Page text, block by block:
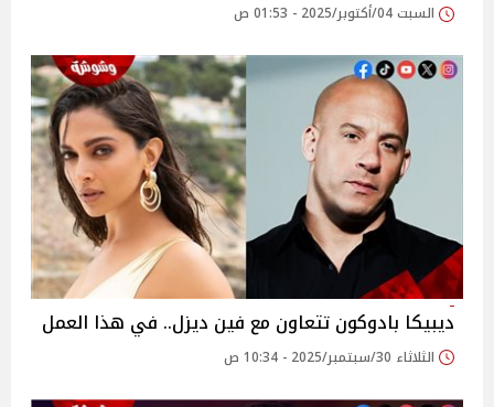
السبت 04/أكتوبر/2025 - 01:53 ص
ديبيكا بادوكون تتعاون مع فين ديزل.. في هذا العمل
الثلاثاء 30/سبتمبر/2025 - 10:34 ص